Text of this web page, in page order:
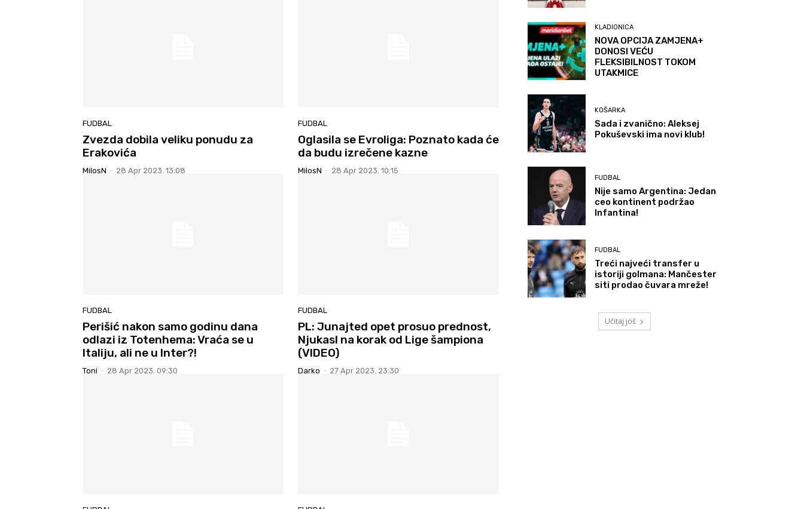
FUDBAL
Zvezda dobila veliku ponudu za
Erakovića
MilosN - 28 Apr 2023. 13:08
FUDBAL
Oglasila se Evroliga: Poznato kada će
da budu izrečene kazne
MilosN - 28 Apr 2023. 10:15
FUDBAL
Perišić nakon samo godinu dana
odlazi iz Totenhema: Vraća se u
Italiju, ali ne u Inter?!
Toni - 28 Apr 2023. 09:30
FUDBAL
PL: Junajted opet prosuo prednost,
Njukasl na korak od Lige šampiona
(VIDEO)
Darko - 27 Apr 2023. 23:30
KLADIONICA
NOVA OPCIJA ZAMJENA+
DONOSI VEĆU
FLEKSIBILNOST TOKOM
UTAKMICE
KOŠARKA
Sada i zvanično: Aleksej
Pokuševski ima novi klub!
FUDBAL
Nije samo Argentina: Jedan
ceo kontinent podržao
Infantina!
FUDBAL
Treći najveći transfer u
istoriji golmana: Mančester
siti prodao čuvara mreže!
Učitaj još